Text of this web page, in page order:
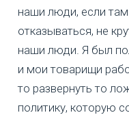
наши люди, если
отказываться, не
наши люди. Я был
и мои товарищи
то развернуть то
политику, которую